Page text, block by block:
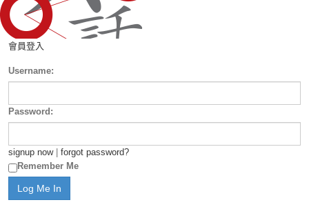
會員登入
Username:
Password:
signup now| forgot password?
Remember Me